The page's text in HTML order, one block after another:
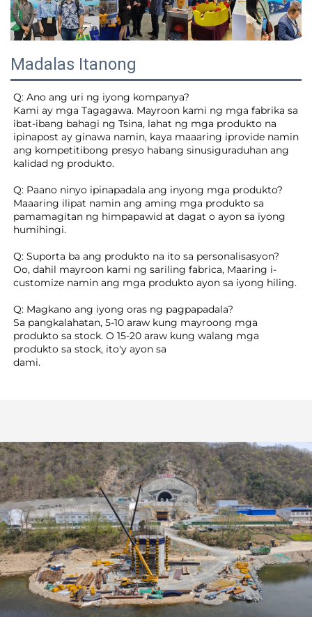
Madalas Itanong
Q: Ano ang uri ng iyong kompanya?
Kami ay mga Tagagawa. Mayroon kami ng mga fabrika sa
ibat-ibang bahagi ng Tsina, lahat ng mga produkto na
ang kompetitibong presyo habang sinusiguraduhan ang
kalidad ng produkto.
Q: Paano ninyo ipinapadala ang inyong mga produkto?
Maaaring ilipat namin ang aming mga produkto sa
pamamagitan ng himpapawid at dagat o ayon sa iyong
humihingi.
Q: Suporta ba ang produkto na ito sa personalisasyon?
Oo, dahil mayroon kami ng sariling fabrica, Maaring i-
Q: Magkano ang iyong oras ng pagpapadala?
Sa pangkalahatan, 5-10 araw kung mayroong mga
produkto sa stock. O 15-20 araw kung walang mga
produkto sa stock, ito'y ayon sa
dami.